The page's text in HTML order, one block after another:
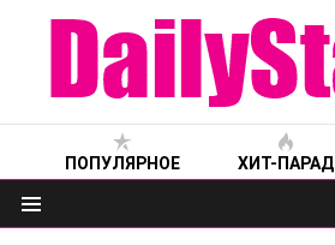
ПОПУЛЯРНОЕ ХИТ-ПАРАД
Меню